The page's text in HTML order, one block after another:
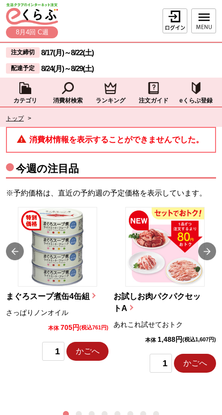
ページの先頭です。
本文へジャンプする。
8月4回 C週
ログイン
ここからサイト内共通メニューです。
サイト内共通メニューをスキップする
注文締切 8/17(月)～8/22(土)
配達予定 8/24(月)～8/29(土)
カテゴリ 消費材検索 ランキング 注文ガイド eくらぶ登録
トップ >
現在位置ここまで
消費材情報を表示することができませんでした。
今週の注目品
※予約価格は、直近の予約週の予定価格を表示しています。
まぐろスープ煮缶4缶組
さっぱりノンオイル
本体 705円(税込761円)
かごへ
お試しお肉パクパクセッ
トA
あれこれ試せておトク
本体 1,488円(税込1,607円)
かごへ